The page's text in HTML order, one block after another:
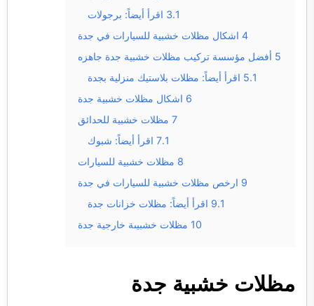
3.1 اقرأ أيضاً: برجولات
4 اشكال مظلات خشبية للسيارات في جدة
5 أفضل مؤسسة تركيب مظلات خشبية جدة جاهزه
5.1 اقرأ أيضاً: مظلات بلاستيك منزلية بجدة
6 اشكال مظلات خشبية جدة
7 مظلات خشبية للحدائق
7.1 اقرأ أيضاً: شبوك
8 مظلات خشبية للسيارات
9 ارخص مظلات خشبية للسيارات في جدة
9.1 اقرأ أيضاً: مظلات خزانات جدة
10 مظلات خشبيىة خارجية جدة
مظلات خشبية جدة